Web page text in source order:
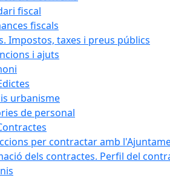
fiscal
fiscals
Impostos, taxes i preus públics
i ajuts
urbanisme
de personal
per contractar amb
dels contractes. Perfil del